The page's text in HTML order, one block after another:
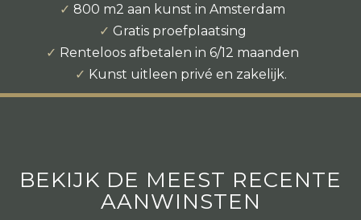
✓ 800 m2 aan kunst in Amsterdam
✓ Gratis proefplaatsing
✓ Renteloos afbetalen in 6/12 maanden
✓ Kunst uitleen privé en zakelijk.
BEKIJK DE MEEST RECENTE
AANWINSTEN